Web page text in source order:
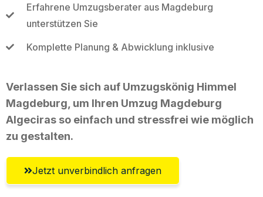
Erfahrene Umzugsberater aus Magdeburg
unterstützen Sie
Komplette Planung & Abwicklung inklusive
Verlassen Sie sich auf Umzugskönig Himmel
Magdeburg, um Ihren Umzug Magdeburg
Algeciras so einfach und stressfrei wie möglich
zu gestalten.
Jetzt unverbindlich anfragen